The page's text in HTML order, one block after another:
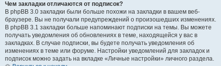
Чем закладки отличаются от подписок?
В phpBB 3.0 закладки были больше похожи на закладки в вашем веб-
браузере. Вы не получали предупреждений о произошедших изменениях.
В phpBB 3.1 закладки больше напоминают подписки на темы. Вы можете
получать уведомления об обновлениях в теме, находящейся у вас в
закладках. В случае подписки, вы будете получать уведомления об
изменениях в теме или форуме. Настройки уведомлений для закладок и
подписок можно задать на вкладке «Личные настройки» личного раздела.